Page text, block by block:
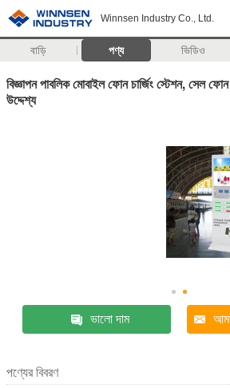
Winnsen Industry Co., Ltd.
বাড়ি পণ্য ভিডিও
বিজ্ঞাপন পাবলিক মোবাইল ফোন চার্জিং স্টেশন, সেল ফোন
উদ্দেশ্য
ভালো দাম
পণ্যের বিবরণ